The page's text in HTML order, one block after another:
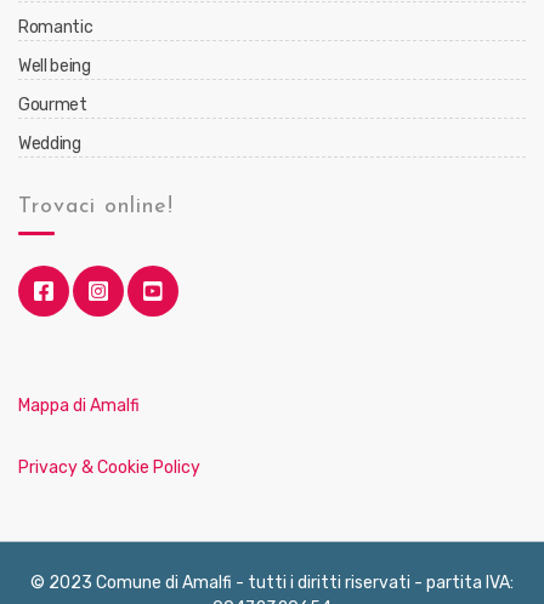
Romantic
Well being
Gourmet
Wedding
Trovaci online!
Mappa di Amalfi
Privacy & Cookie Policy
© 2023 Comune di Amalfi - tutti i diritti riservati - partita IVA: